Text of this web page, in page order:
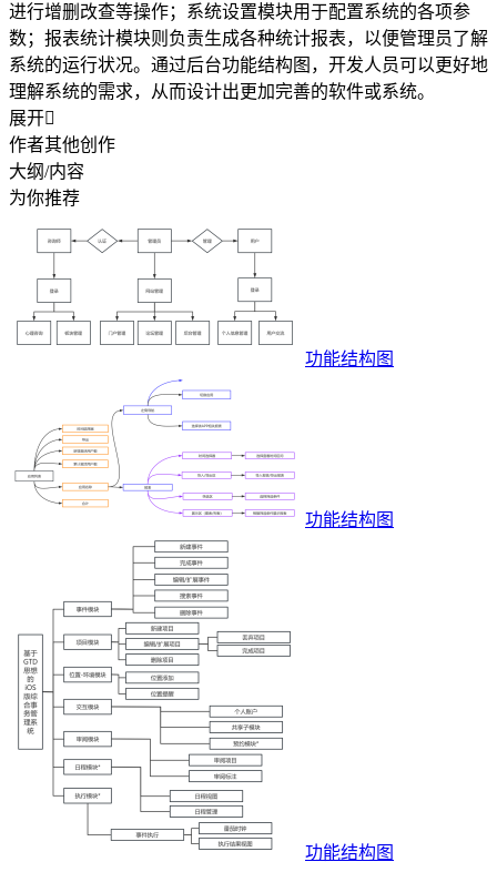
进行增删改查等操作；系统设置模块用于配置系统的各项参
数；报表统计模块则负责生成各种统计报表，以便管理员了解
系统的运行状况。通过后台功能结构图，开发人员可以更好地
理解系统的需求，从而设计出更加完善的软件或系统。
展开
作者其他创作
大纲/内容
为你推荐
功能结构图
功能结构图
功能结构图